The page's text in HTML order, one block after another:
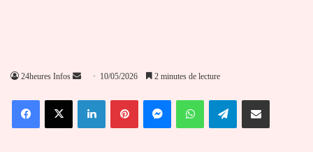
24heures Infos
Envoyer
courriel
10/05/2026 2 minutes de lecture
FacebookX LinkedinPinterestMessengerWhatsAppTelegramPartager par email